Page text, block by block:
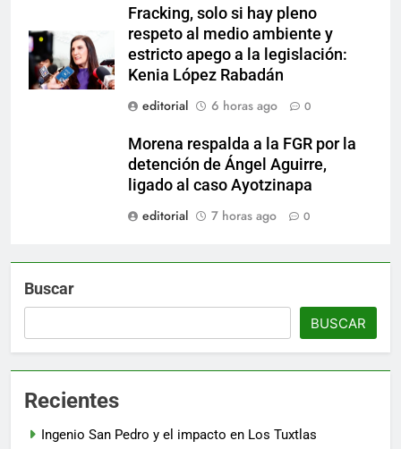
Fracking, solo si hay pleno
respeto al medio ambiente y
estricto apego a la legislación:
Kenia López Rabadán
editorial
6 horas ago 0
Morena respalda a la FGR por la
detención de Ángel Aguirre,
ligado al caso Ayotzinapa
editorial
7 horas ago 0
Buscar
BUSCAR
Recientes
Ingenio San Pedro y el impacto en Los Tuxtlas